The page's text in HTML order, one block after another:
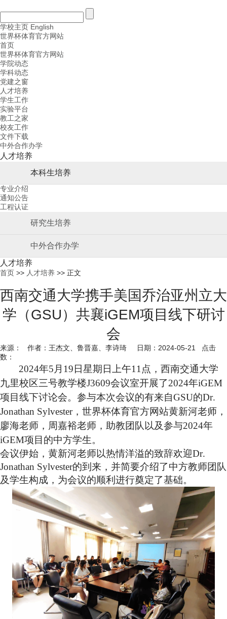
学校主页 English
世界杯体育官方网站
首页
世界杯体育官方网站
学院动态
学科动态
党建之窗
人才培养
学生工作
实验平台
教工之家
校友工作
文件下载
中外合作办学
人才培养
本科生培养
专业介绍
通知公告
工程认证
研究生培养
中外合作办学
人才培养
首页 >> 人才培养 >> 正文
西南交通大学携手美国乔治亚州立大
学（GSU）共襄iGEM项目线下研讨
会
来源： 作者：王杰文、鲁晋嘉、李诗琦 日期：2024-05-21 点击
数：
2024年5 月 19 日星期日上午11 点，西南交通大学
九里校区三号教学楼J3609会议室开展了2024年iGEM
项目 线下讨论会。参与本次会议的有来自GSU的Dr.
Jonathan Sylvester， 世界杯体育官方网站黄新河老师，
廖海老师，周嘉裕老师，助教团队以及参与2024年
iGEM项目的中方学生。
会议伊始，黄新河老师以热情洋溢的致辞欢迎Dr.
Jonathan Sylvester的到来，并简要介绍了中方教师团队
及学生构成，为会议的顺利进行奠定了基础。